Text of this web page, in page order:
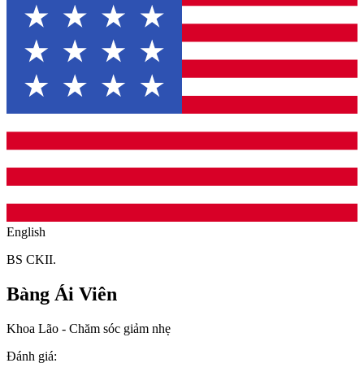
English
BS CKII.
Bàng Ái Viên
Khoa Lão - Chăm sóc giảm nhẹ
Đánh giá: